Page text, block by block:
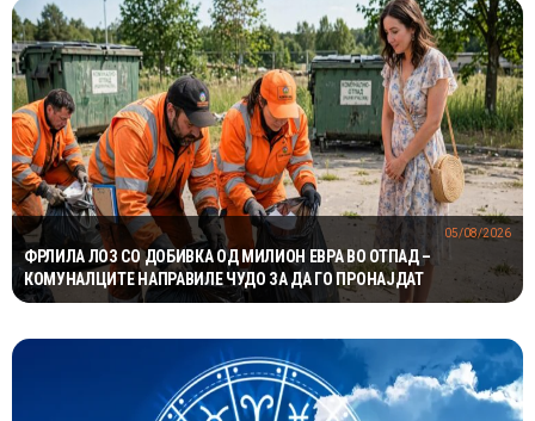
ФРЛИЛА ЛОЗ СО ДОБИВКА ОД МИЛИОН ЕВРА ВО ОТПАД –
КОМУНАЛЦИТЕ НАПРАВИЛЕ ЧУДО ЗА ДА ГО ПРОНАЈДАТ
05/08/2026